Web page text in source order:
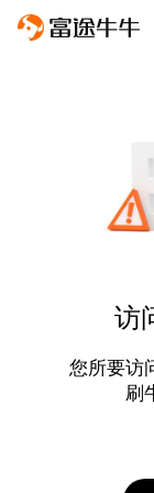
访
您所要访
刷